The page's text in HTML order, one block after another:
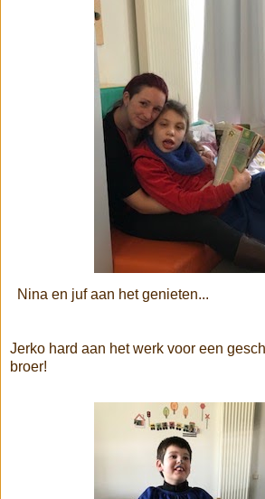
Nina en juf aan het genieten...
Jerko hard aan het werk voor een
broer!